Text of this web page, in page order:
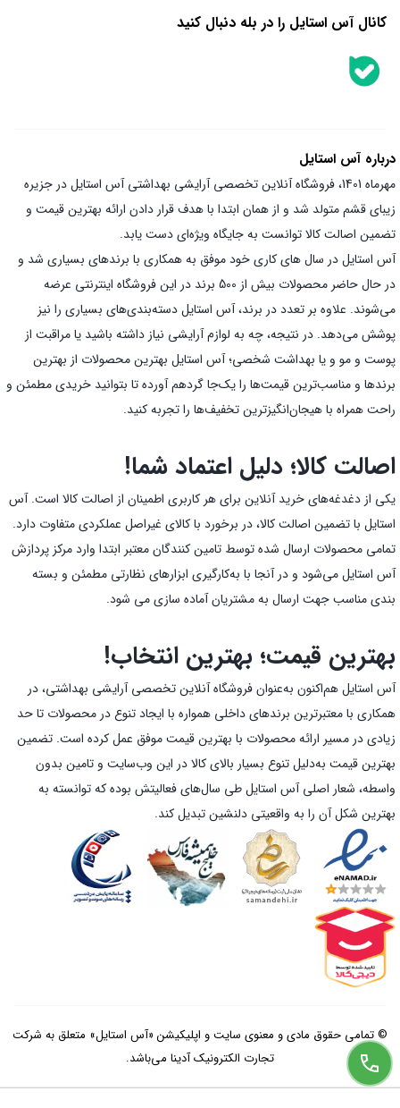
کانال آس استایل را در بله دنبال کنید
درباره آس استایل
مهرماه 1401، فروشگاه آنلاین تخصصی آرایشی بهداشتی آس استایل در جزیره
زیبای قشم متولد شد و از همان ابتدا با هدف قرار دادن ارائه بهترین قیمت و
تضمین اصالت کالا توانست به جایگاه ویژه‌ای دست یابد.
آس استایل در سال های کاری خود موفق به همکاری با برندهای بسیاری شد و
در حال حاضر محصولات بیش از 500 برند در این فروشگاه اینترنتی عرضه
می‌شوند. علاوه بر تعدد در برند، آس استایل دسته‌بندی‌های بسیاری را نیز
پوشش می‌دهد. در نتیجه، چه به لوازم آرایشی نیاز داشته باشید یا مراقبت از
پوست و مو و یا بهداشت شخصی؛ آس استایل بهترین محصولات از بهترین
برندها و مناسب‌ترین قیمت‌ها را یک‌جا گردهم آورده تا بتوانید خریدی مطمئن و
راحت همراه با هیجان‌انگیز‌ترین تخفیف‌ها را تجربه کنید.
اصالت کالا؛ دلیل اعتماد شما!
یکی از دغدغه‌های خرید آنلاین برای هر کاربری اطمینان از اصالت کالا است. آس
استایل با تضمین اصالت کالا، در برخورد با کالای غیراصل عملکردی متفاوت دارد.
تمامی محصولات ارسال شده توسط تامین کنندگان معتبر ابتدا وارد مرکز پردازش
آس استایل می‌شود و در آنجا با به‌کارگیری ابزارهای نظارتی مطمئن و بسته
بندی مناسب جهت ارسال به مشتریان آماده سازی می شود.
بهترین قیمت؛ بهترین انتخاب!
آس استایل هم‌اکنون به‌عنوان فروشگاه آنلاین تخصصی آرایشی بهداشتی، در
همکاری با معتبرترین برندهای داخلی همواره با ایجاد تنوع در محصولات تا حد
زیادی در مسیر ارائه محصولات با بهترین قیمت موفق عمل کرده است. تضمین
بهترین قیمت به‌دلیل تنوع بسیار بالای کالا در این وب‌سایت و تامین بدون
واسطه، شعار اصلی آس استایل طی سال‌های فعالیتش بوده که توانسته به
بهترین شکل آن را به واقعیتی دلنشین تبدیل کند.
© تمامی حقوق مادی و معنوی سایت و اپلیکیشن «آس استایل» متعلق به شرکت
تجارت الکترونیک آدینا می‌باشد.